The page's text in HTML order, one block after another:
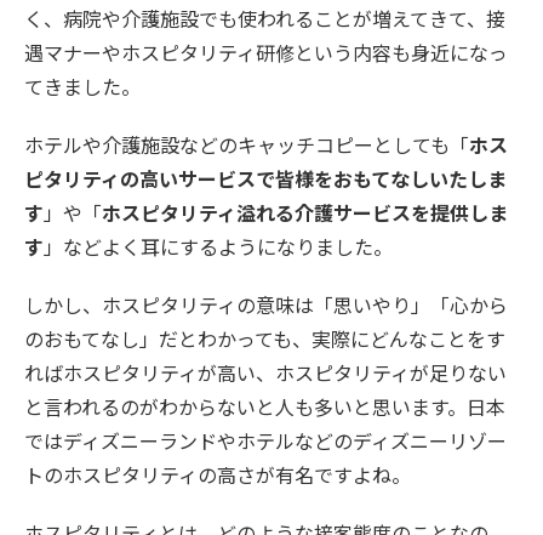
く、病院や介護施設でも使われることが増えてきて、接
遇マナーやホスピタリティ研修という内容も身近になっ
てきました。
ホテルや介護施設などのキャッチコピーとしても「ホス
ピタリティの高いサービスで皆様をおもてなしいたしま
す 」や「ホスピタリティ溢れる介護サービスを提供しま
す 」などよく耳にするようになりました。
しかし、ホスピタリティの意味は「思いやり」「心から
のおもてなし」だとわかっても、実際にどんなことをす
ればホスピタリティが高い、ホスピタリティが足りない
と言われるのがわからないと人も多いと思います。日本
ではディズニーランドやホテルなどのディズニーリゾー
トのホスピタリティの高さが有名ですよね。